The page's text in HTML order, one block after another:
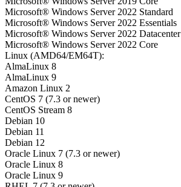
Microsoft® Windows Server 2022 Standard
Microsoft® Windows Server 2022 Essentials
Microsoft® Windows Server 2022 Datacenter
Microsoft® Windows Server 2022 Core
Linux (AMD64/EM64T):
AlmaLinux 8
AlmaLinux 9
Amazon Linux 2
CentOS 7 (7.3 or newer)
CentOS Stream 8
Debian 10
Debian 11
Debian 12
Oracle Linux 7 (7.3 or newer)
Oracle Linux 8
Oracle Linux 9